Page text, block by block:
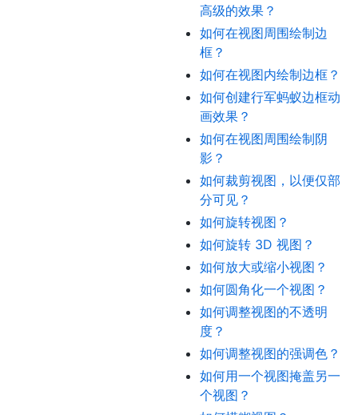
高级的效果？
如何在视图周围绘制边
框？
如何在视图内绘制边框？
如何创建行军蚂蚁边框动
画效果？
如何在视图周围绘制阴
影？
如何裁剪视图，以便仅部
分可见？
如何旋转视图？
如何旋转 3D 视图？
如何放大或缩小视图？
如何圆角化一个视图？
如何调整视图的不透明
度？
如何调整视图的强调色？
如何用一个视图掩盖另一
个视图？